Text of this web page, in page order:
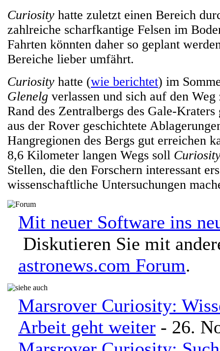
Curiosity hatte zuletzt einen Bereich
zahlreiche scharfkantige Felsen im
Fahrten könnten daher so geplant
Bereiche lieber umfährt.
Curiosity hatte (wie berichtet) im
Glenelg verlassen und sich auf den
Rand des Zentralbergs des Gale-
aus der Rover geschichtete
Hangregionen des Bergs gut erreichen
8,6 Kilometer langen Wegs soll
Stellen, die den Forschern interessant
wissenschaftliche Untersuchungen
Mit neuer Software ins
Diskutieren Sie mit
astronews.com Forum.
Marsrover Curiosity:
Arbeit geht weiter - 26.